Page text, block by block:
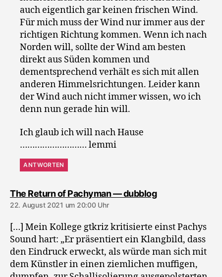
auch eigentlich gar keinen frischen Wind.
Für mich muss der Wind nur immer aus der
richtigen Richtung kommen. Wenn ich nach
Norden will, sollte der Wind am besten
direkt aus Süden kommen und
dementsprechend verhält es sich mit allen
anderen Himmelsrichtungen. Leider kann
der Wind auch nicht immer wissen, wo ich
denn nun gerade hin will.
Ich glaub ich will nach Hause
……………………… lemmi
ANTWORTEN
The Return of Pachyman — dubblogsagt:
22. August 2021 um 20:00 Uhr
[…] Mein Kollege gtkriz kritisierte einst Pachys
Sound hart: „Er präsentiert ein Klangbild, dass
den Eindruck erweckt, als würde man sich mit
dem Künstler in einen ziemlichen muffigen,